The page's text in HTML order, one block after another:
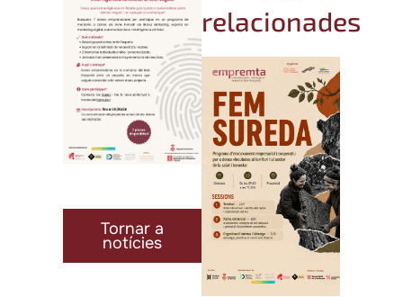
Tornar a
notícies
relacionades